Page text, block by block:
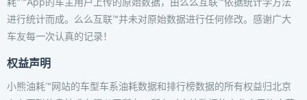
进行统计而成。么么互联™并未对原始数据进行任何修改。感谢广大
车友每一次认真的记录！
权益声明
小熊油耗™网站的车型车系油耗数据和排行榜数据的所有权益归北京